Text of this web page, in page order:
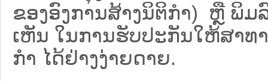
ຂອງອົງການສ້າງນິຕິກຳ) ຫຼື ພິມ
ເຫັນ ໃນການຮັບປະກັນໃຫ້ສາທ
ກຳ ໄດ້ຢ່າງງ່າຍດາຍ.